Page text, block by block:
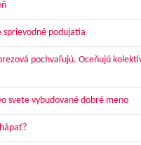
sprievodné podujatia
pochvaľujú. Oceňujú
svete vybudované dobré meno